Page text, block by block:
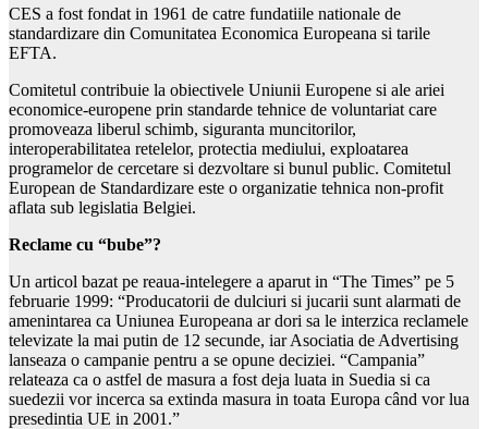
CES a fost fondat in 1961 de catre fundatiile nationale de
standardizare din Comunitatea Economica Europeana si tarile
EFTA.
Comitetul contribuie la obiectivele Uniunii Europene si ale ariei
economice-europene prin standarde tehnice de voluntariat care
promoveaza liberul schimb, siguranta muncitorilor,
interoperabilitatea retelelor, protectia mediului, exploatarea
programelor de cercetare si dezvoltare si bunul public. Comitetul
European de Standardizare este o organizatie tehnica non-profit
aflata sub legislatia Belgiei.
Reclame cu “bube”?
Un articol bazat pe reaua-intelegere a aparut in “The Times” pe 5
februarie 1999: “Producatorii de dulciuri si jucarii sunt alarmati de
amenintarea ca Uniunea Europeana ar dori sa le interzica reclamele
televizate la mai putin de 12 secunde, iar Asociatia de Advertising
lanseaza o campanie pentru a se opune deciziei. “Campania”
relateaza ca o astfel de masura a fost deja luata in Suedia si ca
suedezii vor incerca sa extinda masura in toata Europa când vor lua
presedintia UE in 2001.”